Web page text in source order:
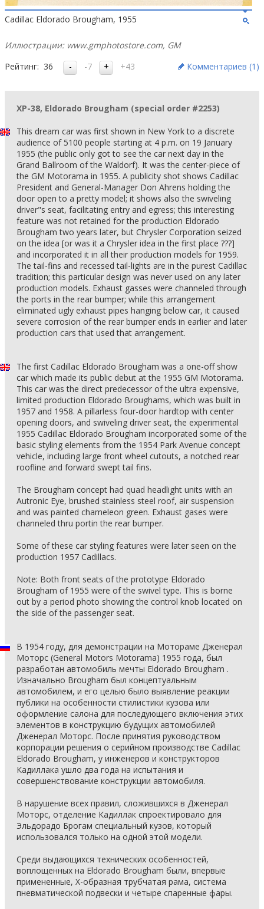
Cadillac Eldorado Brougham, 1955
Иллюстрации: www.gmphotostore.com, GM
Рейтинг: 36 -7 +43 Комментариев (1 )
XP-38, Eldorado Brougham (special order #2253)
This dream car was first shown in New York to a discrete
audience of 5100 people starting at 4 p.m. on 19 January
1955 (the public only got to see the car next day in the
Grand Ballroom of the Waldorf). It was the center-piece of
the GM Motorama in 1955. A publicity shot shows Cadillac
President and General-Manager Don Ahrens holding the
door open to a pretty model; it shows also the swiveling
driver"s seat, facilitating entry and egress; this interesting
feature was not retained for the production Eldorado
Brougham two years later, but Chrysler Corporation seized
on the idea [or was it a Chrysler idea in the first place ???]
and incorporated it in all their production models for 1959.
The tail-fins and recessed tail-lights are in the purest Cadillac
tradition; this particular design was never used on any later
production models. Exhaust gasses were channeled through
the ports in the rear bumper; while this arrangement
eliminated ugly exhaust pipes hanging below car, it caused
severe corrosion of the rear bumper ends in earlier and later
production cars that used that arrangement.
The first Cadillac Eldorado Brougham was a one-off show
car which made its public debut at the 1955 GM Motorama.
This car was the direct predecessor of the ultra expensive,
limited production Eldorado Broughams, which was built in
1957 and 1958. A pillarless four-door hardtop with center
opening doors, and swiveling driver seat, the experimental
1955 Cadillac Eldorado Brougham incorporated some of the
basic styling elements from the 1954 Park Avenue concept
vehicle, including large front wheel cutouts, a notched rear
roofline and forward swept tail fins.
The Brougham concept had quad headlight units with an
Autronic Eye, brushed stainless steel roof, air suspension
and was painted chameleon green. Exhaust gases were
channeled thru portin the rear bumper.
Some of these car styling features were later seen on the
production 1957 Cadillacs.
Note: Both front seats of the prototype Eldorado
Brougham of 1955 were of the swivel type. This is borne
out by a period photo showing the control knob located on
the side of the passenger seat.
В 1954 году, для демонстрации на Мотораме Дженерал
Моторс (General Motors Motorama) 1955 года, был
разработан автомобиль мечты Eldorado Brougham .
Изначально Brougham был концептуальным
автомобилем, и его целью было выявление реакции
публики на особенности стилистики кузова или
оформление салона для последующего включения этих
элементов в конструкцию будущих автомобилей
Дженерал Моторс. После принятия руководством
корпорации решения о серийном производстве Cadillac
Eldorado Brougham, у инженеров и конструкторов
Кадиллака ушло два года на испытания и
совершенствование конструкции автомобиля.
В нарушение всех правил, сложившихся в Дженерал
Моторс, отделение Кадиллак спроектировало для
Эльдорадо Брогам специальный кузов, который
использовался только на одной этой модели.
Среди выдающихся технических особенностей,
воплощенных на Eldorado Brougham были, впервые
примененные, Х-образная трубчатая рама, система
пневматической подвески и четыре спаренные фары.